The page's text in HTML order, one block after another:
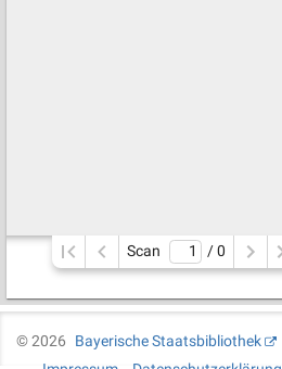
Scan / 0
©2026
Bayerische Staatsbibliothek